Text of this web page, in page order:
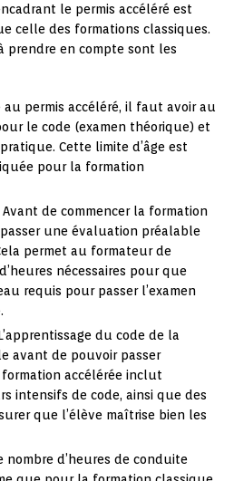
le permis accéléré est
celle des formations classiques.
prendre en compte sont les
permis accéléré, il faut avoir au
le code (examen théorique) et
Cette limite d’âge est
pour la formation
Avant de commencer la formation
une évaluation préalable
permet au formateur de
nécessaires pour que
requis pour passer l’examen
du code de la
avant de pouvoir passer
accélérée inclut
intensifs de code, ainsi que des
que l’élève maîtrise bien les
nombre d’heures de conduite